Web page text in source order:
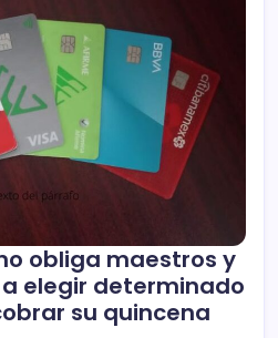
obliga maestros y
elegir determinado
su quincena